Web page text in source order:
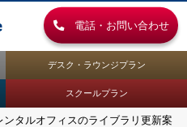
電話・お問い合わせ
デスク・ラウンジプラン
スクールプラン
ンタルオフィスのライブラリ更新案